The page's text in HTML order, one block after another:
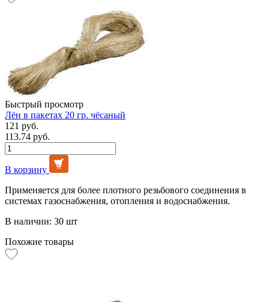
Быстрый просмотр
Лён в пакетах 20 гр. чёсаный
121 руб.
113.74 руб.
В корзину
Применяется для более плотного резьбового соединения в
системах газоснабжения, отопления и водоснабжения.
В наличии: 30 шт
Похожие товары